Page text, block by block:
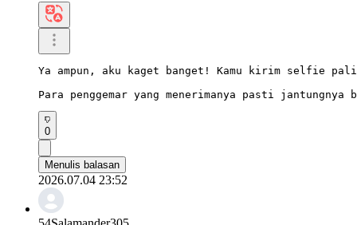
Ya ampun, aku kaget banget! Kamu kirim selfie
Para penggemar yang menerimanya pasti jantungnya
0
Menulis balasan
2026.07.04 23:52